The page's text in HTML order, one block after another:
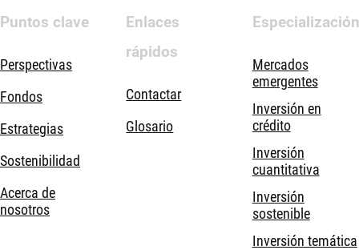
Puntos clave
Perspectivas
Fondos
Estrategias
Sostenibilidad
Acerca de
nosotros
Enlaces
rápidos
Contactar
Glosario
Especialización
Mercados
emergentes
Inversión en
crédito
Inversión
cuantitativa
Inversión
sostenible
Inversión temática